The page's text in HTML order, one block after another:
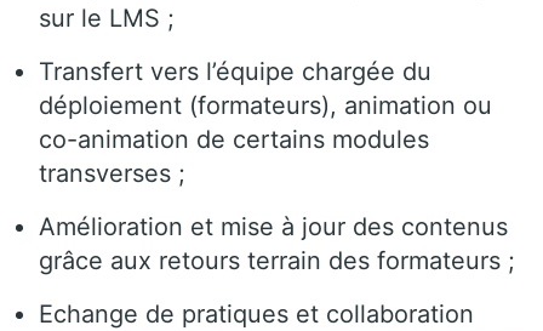
sur le LMS ;
Transfert vers l’équipe chargée du
déploiement (formateurs), animation ou
co-animation de certains modules
transverses ;
Amélioration et mise à jour des contenus
grâce aux retours terrain des formateurs ;
Echange de pratiques et collaboration